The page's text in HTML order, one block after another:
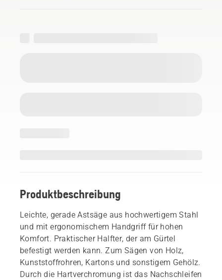
Produktbeschreibung
Leichte, gerade Astsäge aus hochwertigem Stahl
und mit ergonomischem Handgriff für hohen
Komfort. Praktischer Halfter, der am Gürtel
befestigt werden kann. Zum Sägen von Holz,
Kunststoffrohren, Kartons und sonstigem Gehölz.
Durch die Hartverchromung ist das Nachschleifen